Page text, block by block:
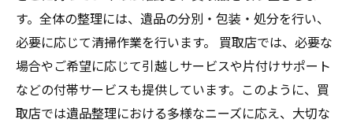
す。全体の整理には、遺品の分別・包装・処分を行い、
必要に応じて清掃作業を行います。 買取店では、必要な
場合やご希望に応じて引越しサービスや片付けサポート
などの付帯サービスも提供しています。このように、買
取店では遺品整理における多様なニーズに応え、大切な